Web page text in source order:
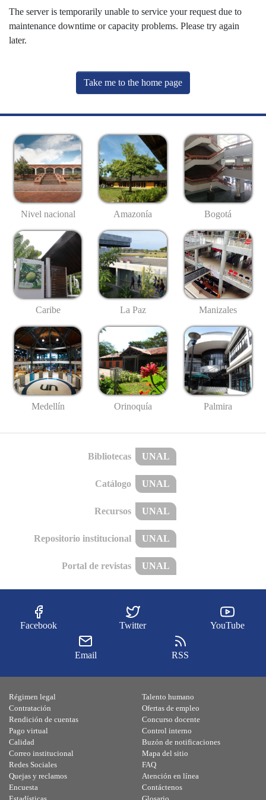
The server is temporarily unable to service your request due to
maintenance downtime or capacity problems. Please try again
later.
Take me to the home page
Nivel nacional Amazonía Bogotá
Caribe La Paz Manizales
Medellín Orinoquía Palmira
Bibliotecas UNAL
Catálogo UNAL
Recursos UNAL
Repositorio institucional UNAL
Portal de revistas UNAL
Facebook Twitter YouTube
Email RSS
Régimen legal
Contratación
Rendición de cuentas
Pago virtual
Calidad
Talento humano
Ofertas de empleo
Concurso docente
Control interno
Buzón de notificaciones
Correo institucional
Redes Sociales
Quejas y reclamos
Encuesta
Mapa del sitio
FAQ
Atención en línea
Contáctenos